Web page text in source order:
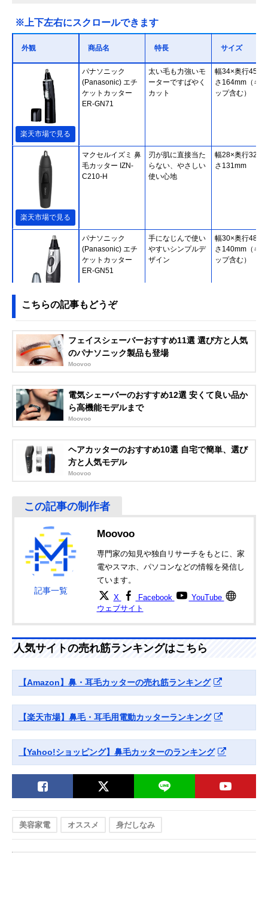
※上下左右にスクロールできます
外観 商品名 特長 サイズ
楽天市場で見る
パナソニック
(Panasonic) エチ
ケットカッター
ER-GN71
太い毛も力強いモ
ーターですばやく
カット
幅34×奥行45×高
さ164mm（キャ
ップ含む）
楽天市場で見る
マクセルイズミ 鼻
毛カッター IZN-
C210-H
刃が肌に直接当た
らない、やさしい
使い心地
幅28×奥行32×高
さ131mm
Amazonで見る
パナソニック
(Panasonic) エチ
ケットカッター
ER-GN51
手になじんで使い
やすいシンプルデ
ザイン
幅30×奥行48×高
さ140mm（キャ
ップ含む）
ケットカッター
NT3650/16
Amazonで見る
日立(HITACHI) 鼻
USB充電ノーズ＆
イヤートリマー
Amazonで見る
パナソニック
(Panasonic) エチ
ケットカッター
ER-GN21
しやすいコンパク
トサイズ
さ146mm（キャ
ップ含む）
Amazonで見る
エチケットカッタ
ー EN10
ぐ精密な回転ブレ
さ130mm
(Panasonic) エチ
ケットカッター
対応したエントリ
ーモデル
さ127mm
Amazonで見る
オーム(OHM)
Iberis メンズノー
ズトリマー HB-
シンプルな機能で
使いやすいコンパ
クトモデル
幅28×奥行30×高
さ123mm
こちらの記事もどうぞ
フェイスシェーバーおすすめ11選 選び方と人気
のパナソニック製品も登場
Moovoo
電気シェーバーのおすすめ12選 安くて良い品か
ら高機能モデルまで
Moovoo
ヘアカッターのおすすめ10選 自宅で簡単、選び
方と人気モデル
Moovoo
記事一覧
Moovoo
専門家の知見や独自リサーチをもとに、家
電やスマホ、パソコンなどの情報を発信し
ています。
X Facebook
YouTube
ウェブサイト
人気サイトの売れ筋ランキングはこちら
【Amazon】鼻・耳毛カッターの売れ筋ランキング
【楽天市場】鼻毛・耳毛用電動カッターランキング
【Yahoo!ショッピング】鼻毛カッターのランキング
美容家電 オススメ 身だしなみ